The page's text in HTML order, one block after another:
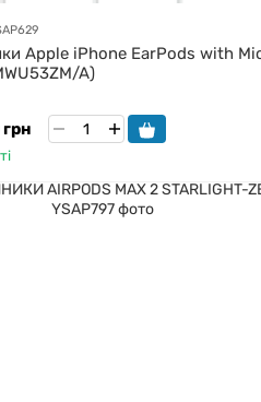
Apple iPhone EarPods with
A)